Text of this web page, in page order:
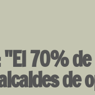
"El 70%
de